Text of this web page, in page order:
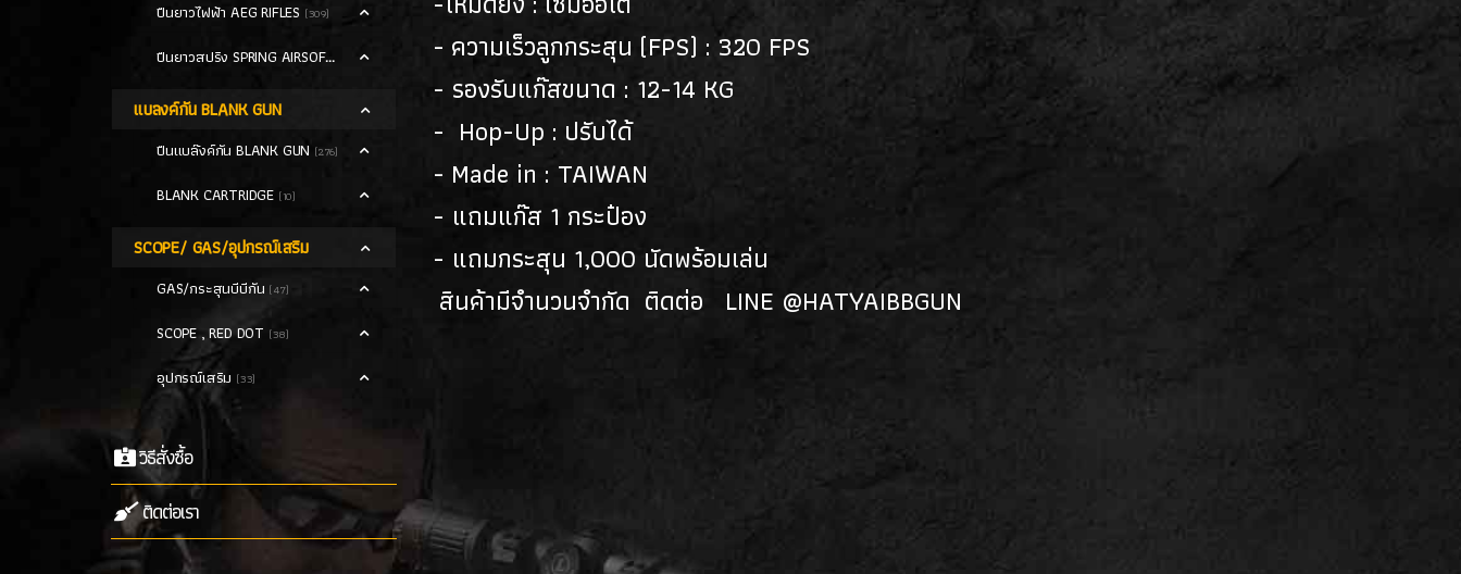
ปืนยาวไฟฟ้า AEG RIFLES (309)
ปืนยาวสปริง SPRING AIRSOFT RIFLES
แบลงค์กัน BLANK GUN
ปืนแบล๊งค์กัน BLANK GUN (276)
BLANK CARTRIDGE (10)
SCOPE/ GAS/อุปกรณ์เสริม
GAS/กระสุนบีบีกัน (47)
SCOPE , RED DOT (38)
อุปกรณ์เสริม (33)
วิธีสั่งซื้อ
ติดต่อเรา
- ความเร็วลูกกระสุน (FPS) : 320 FPS
- รองรับแก๊สขนาด : 12-14 KG
- Hop-Up : ปรับได้
- Made in : TAIWAN
- แถมแก๊ส 1 กระป๋อง
- แถมกระสุน 1,000 นัดพร้อมเล่น
สินค้ามีจำนวนจำกัด ติดต่อ LINE @HATYAIBBGUN